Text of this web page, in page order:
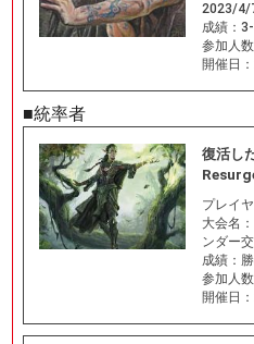
2023/4/
成績： 3-
参加人数
開催日：
■統率者
復活し
プレイヤ
大会名：
ンダー
成績：
参加人数
開催日：